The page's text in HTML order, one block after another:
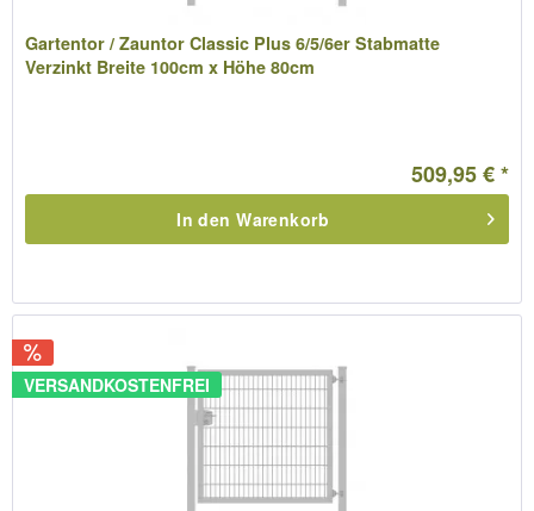
Gartentor / Zauntor Classic Plus 6/5/6er Stabmatte
Verzinkt Breite 100cm x Höhe 80cm
509,95 € *
In den Warenkorb
VERSANDKOSTENFREI